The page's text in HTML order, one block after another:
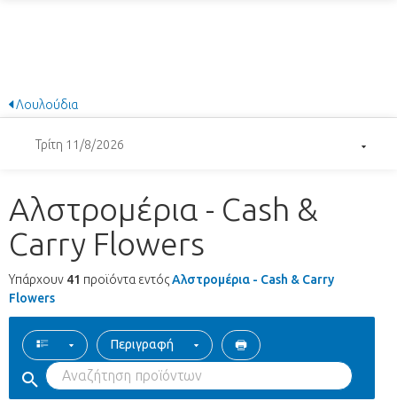
Λουλούδια
Τρίτη 11/8/2026
Αλστρομέρια - Cash &
Carry Flowers
Υπάρχουν 41 προϊόντα εντόςΑλστρομέρια - Cash & Carry
Flowers
Περιγραφή